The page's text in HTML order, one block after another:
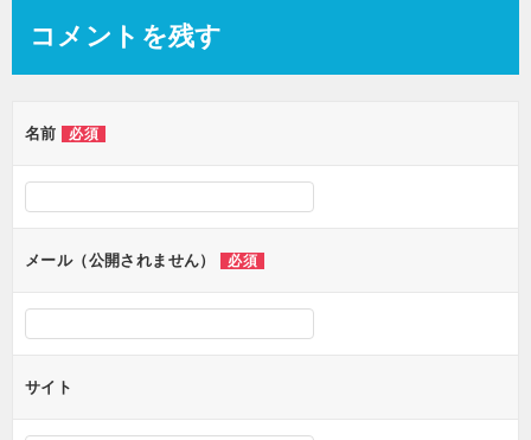
コメントを残す
名前 必須
メール（公開されません） 必須
サイト